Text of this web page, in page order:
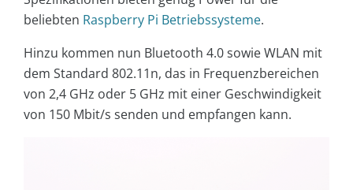
beliebten Raspberry Pi Betriebssysteme.
Hinzu kommen nun Bluetooth 4.0 sowie WLAN mit
dem Standard 802.11n, das in Frequenzbereichen
von 2,4 GHz oder 5 GHz mit einer Geschwindigkeit
von 150 Mbit/s senden und empfangen kann.